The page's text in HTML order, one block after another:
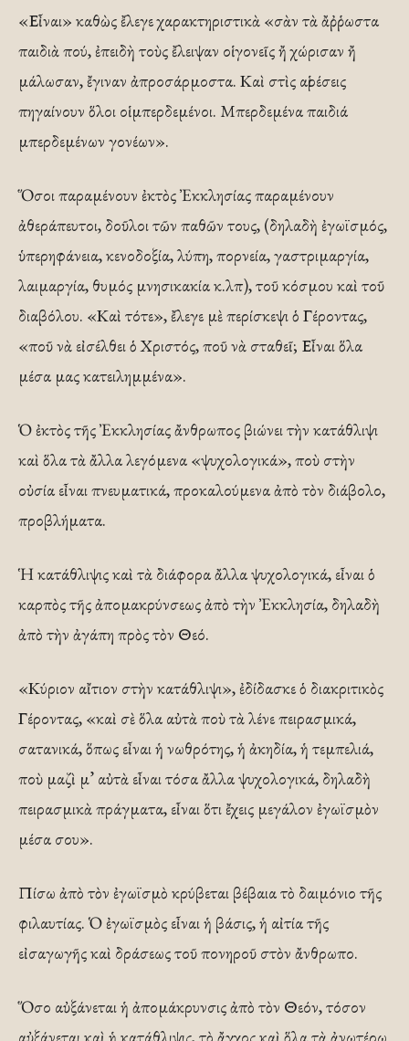
«Εἶναι» καθὼς ἔλεγε χαρακτηριστικὰ «σὰν τὰ ἄῤῥωστα
παιδιὰ πού, ἐπειδὴ τοὺς ἔλειψαν οἱ γονεῖς ἤ χώρισαν ἤ
μάλωσαν, ἔγιναν ἀπροσάρμοστα. Καὶ στὶς αἱρέσεις
πηγαίνουν ὅλοι οἱ μπερδεμένοι. Μπερδεμένα παιδιά
μπερδεμένων γονέων».
Ὅσοι παραμένουν ἐκτὸς Ἐκκλησίας παραμένουν
ἀθεράπευτοι, δοῦλοι τῶν παθῶν τους, (δηλαδὴ ἐγωϊσμός,
ὑπερηφάνεια, κενοδοξία, λύπη, πορνεία, γαστριμαργία,
λαιμαργία, θυμός μνησικακία κ.λπ), τοῦ κόσμου καὶ τοῦ
διαβόλου. «Καὶ τότε», ἔλεγε μὲ περίσκεψι ὁ Γέροντας,
«ποῦ νὰ εἰσέλθει ὁ Χριστός, ποῦ νὰ σταθεῖ; Εἶναι ὅλα
μέσα μας κατειλημμένα».
Ὁ ἐκτὸς τῆς Ἐκκλησίας ἄνθρωπος βιώνει τὴν κατάθλιψι
καὶ ὅλα τὰ ἄλλα λεγόμενα «ψυχολογικά», ποὺ στὴν
οὐσία εἶναι πνευματικά, προκαλούμενα ἀπὸ τὸν διάβολο,
προβλήματα.
Ἡ κατάθλιψις καὶ τὰ διάφορα ἄλλα ψυχολογικά, εἶναι ὁ
καρπὸς τῆς ἀπομακρύνσεως ἀπὸ τὴν Ἐκκλησία, δηλαδὴ
ἀπὸ τὴν ἀγάπη πρὸς τὸν Θεό.
«Κύριον αἴτιον στὴν κατάθλιψι», ἐδίδασκε ὁ διακριτικὸς
Γέροντας, «καὶ σὲ ὅλα αὐτὰ ποὺ τὰ λένε πειρασμικά,
σατανικά, ὅπως εἶναι ἡ νωθρότης, ἡ ἀκηδία, ἡ τεμπελιά,
ποὺ μαζὶ μ’ αὐτὰ εἶναι τόσα ἄλλα ψυχολογικά, δηλαδὴ
πειρασμικὰ πράγματα, εἶναι ὅτι ἔχεις μεγάλον ἐγωϊσμὸν
μέσα σου».
Πίσω ἀπὸ τὸν ἐγωϊσμὸ κρύβεται βέβαια τὸ δαιμόνιο τῆς
φιλαυτίας. Ὁ ἐγωϊσμὸς εἶναι ἡ βάσις, ἡ αἰτία τῆς
εἰσαγωγῆς καὶ δράσεως τοῦ πονηροῦ στὸν ἄνθρωπο.
Ὅσο αὐξάνεται ἡ ἀπομάκρυνσις ἀπὸ τὸν Θεόν, τόσον